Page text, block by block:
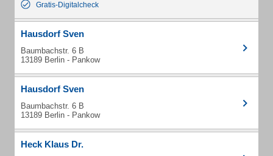
Gratis-Digitalcheck
Hausdorf Sven
Baumbachstr. 6 B
13189 Berlin - Pankow
Hausdorf Sven
Baumbachstr. 6 B
13189 Berlin - Pankow
Heck Klaus Dr.